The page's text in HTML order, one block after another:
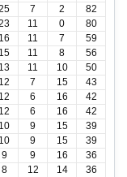
7 2
82
11 0
80
16 11 7
59
15 11 8
56
13 11 10
50
12 7 15
43
12 6 16
42
12 6 16
42
10 9 15
39
10 9 15
39
9 9 16
36
8 12 14
36